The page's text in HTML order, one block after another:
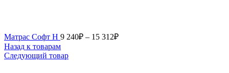
Матрас Софт Н 9 240₽ – 15 312₽
Назад к товарам
Следующий товар